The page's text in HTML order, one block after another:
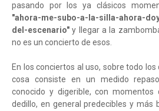
pasando por los ya clásicos
"ahora-me-subo-a-la-silla-ahora-
del-escenario" y llegar a la
no es un concierto de esos.
En los conciertos al uso, sobre todo
cosa consiste en un medido
conocido y digerible, con momentos
dedillo, en general predecibles y más